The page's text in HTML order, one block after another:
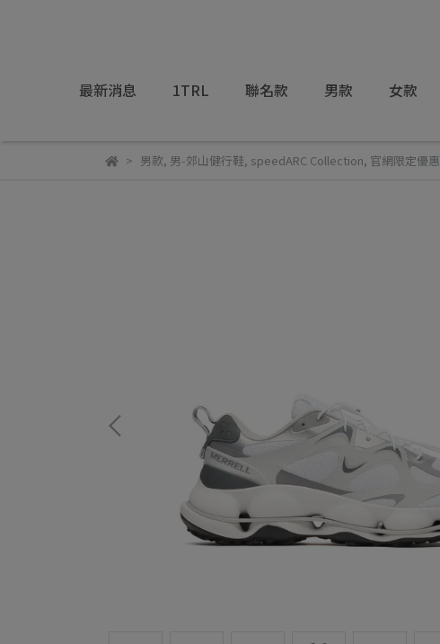
最新消息 1TRL 聯名款 男款 女款
男款, 男-郊山健行鞋, speedARC Collection, 官網限定優惠